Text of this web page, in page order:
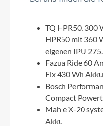
TQ HPR50, 300
HPR50 mit 360
eigenen IPU 275.
Fazua Ride 60
Fix 430 Wh
Bosch
Compact
Mahle X-20
Akku